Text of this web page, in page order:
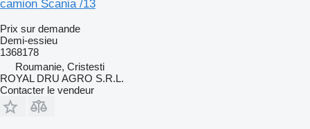
camion Scania /13
Prix sur demande
Demi-essieu
1368178
Roumanie, Cristesti
ROYAL DRU AGRO S.R.L.
Contacter le vendeur